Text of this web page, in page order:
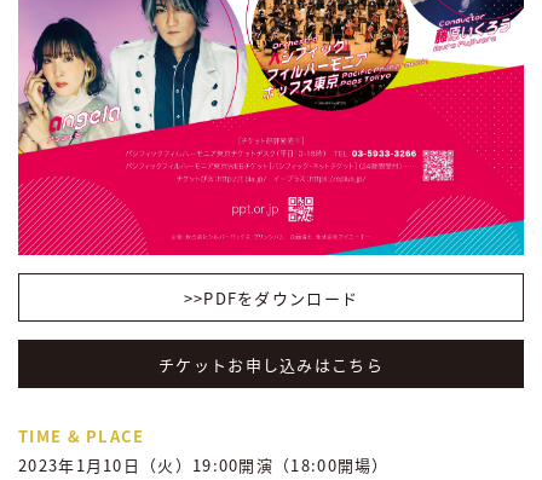
>>PDFをダウンロード
チケットお申し込みはこちら
TIME & PLACE
2023年1月10日（火）19:00開演（18:00開場）